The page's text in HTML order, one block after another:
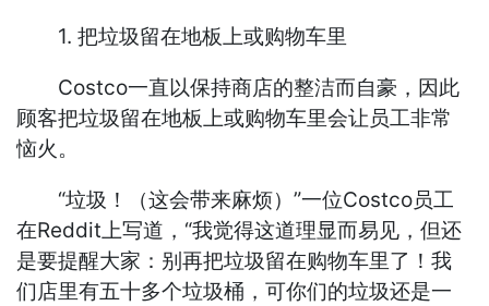
1. 把垃圾留在地板上或购物车里
Costco一直以保持商店的整洁而自豪，因此
顾客把垃圾留在地板上或购物车里会让员工非常
恼火。
“垃圾！（这会带来麻烦）”一位Costco员工
在Reddit上写道，“我觉得这道理显而易见，但还
是要提醒大家：别再把垃圾留在购物车里了！我
们店里有五十多个垃圾桶，可你们的垃圾还是一